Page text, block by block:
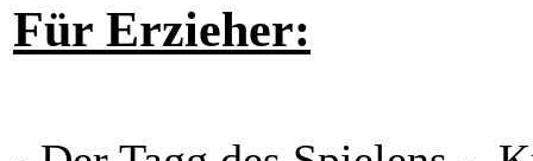
Für Erzieher: